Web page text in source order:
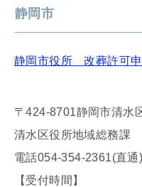
静岡市
静岡市役所 改葬許可
〒424-8701静岡市清水
清水区役所地域総務課
電話054-354-2361(直通)
【受付時間】